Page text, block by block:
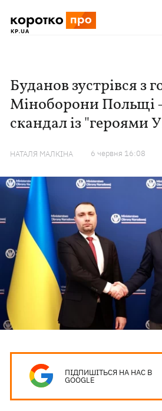
Буданов зустрівся з
Міноборони Польщі
скандал із "героями
НАТАЛЯ МАЛКІНА 6 червня 16:08
ПІДПИШІТЬСЯ НА НАС В
GOOGLE